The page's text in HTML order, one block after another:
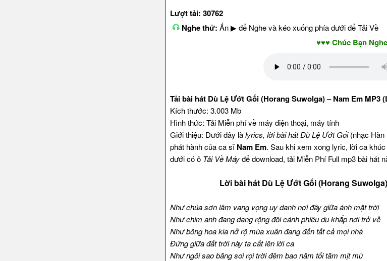
Lượt tải: 30762
Nghe thử: Ấn ▶ để Nghe và kéo xuống phía dưới để Tải Về
♥♥♥ Chúc Bạn Nghe và Tải
Tải bài hát Dù Lệ Ướt Gối (Horang Suwolga) – Nam Em MP3
Kích thước: 3.003 Mb
Hình thức: Tải Miễn phí về máy điện thoại, máy tính
Giới thiệu: Dưới đây làlyrics, lời bài hát Dù Lệ Ướt Gối(nhạc Hàn
phát hành của ca sĩNam Em. Sau khi xem xong lyric, lời ca
dưới có ô Tải Về Máyđể download, tải Miễn Phí Full mp3 bài hát
Lời bài hát Dù Lệ Ướt Gối (Horang
Như chúa sơn lâm vang vọng uy danh nơi đây giữa ánh mặt trời
Như chim anh đang dang rộng đôi cánh phiêu du khắp nơi trở về
Như bông hoa kia nở rộ mùa xuân đang đến tất cả mọi nhà
Đứng giữa đất trời này ta cất lên lời ca
Như ngôi sao băng soi rọi trời đêm bao năm tối tăm mịt mù